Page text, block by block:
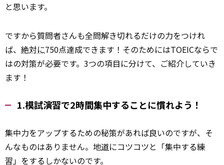
と思います。
ですから質問者さんも全問解き切れるだけの力をつけれ
ば、 絶対に750点達成できます！そのためにはTOEICならで
はの対策が必要です。3つの項目に分けて、ご紹介していき
ます！
1.模試演習で2時間集中することに慣れよう！
集中力をアップするための秘策があれば良いのですが、そ
んなものはありません。地道にコツコツと「集中する練
習」をするしかないのです。